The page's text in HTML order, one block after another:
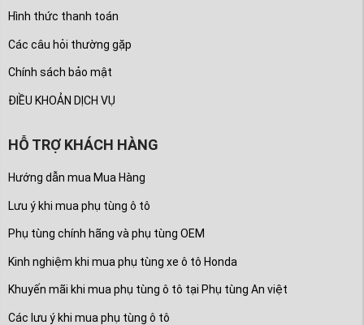
Hình thức thanh toán
Các câu hỏi thường gặp
Chính sách bảo mật
ĐIỀU KHOẢN DỊCH VỤ
HỖ TRỢ KHÁCH HÀNG
Hướng dẫn mua Mua Hàng
Lưu ý khi mua phụ tùng ô tô
Phụ tùng chính hãng và phụ tùng OEM
Kinh nghiệm khi mua phụ tùng xe ô tô Honda
Khuyến mãi khi mua phụ tùng ô tô tại Phụ tùng An việt
Các lưu ý khi mua phụ tùng ô tô